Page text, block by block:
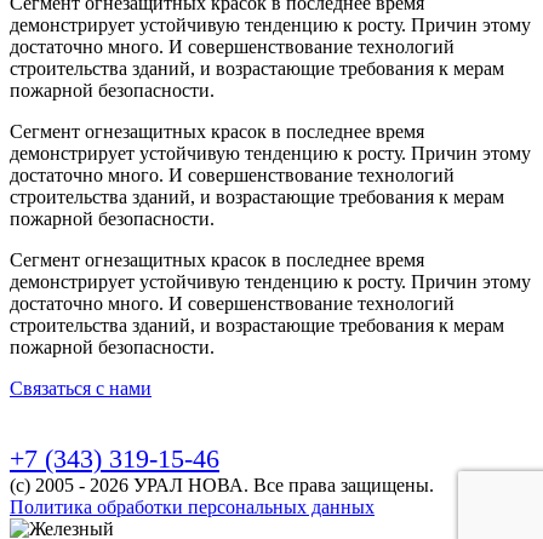
демонстрирует устойчивую тенденцию к росту. Причин этому
достаточно много. И совершенствование технологий
строительства зданий, и возрастающие требования к мерам
пожарной безопасности.
Сегмент огнезащитных красок в последнее время
демонстрирует устойчивую тенденцию к росту. Причин этому
достаточно много. И совершенствование технологий
строительства зданий, и возрастающие требования к мерам
пожарной безопасности.
Сегмент огнезащитных красок в последнее время
демонстрирует устойчивую тенденцию к росту. Причин этому
достаточно много. И совершенствование технологий
строительства зданий, и возрастающие требования к мерам
пожарной безопасности.
Связаться с нами
+7 (343) 319-15-46
(с) 2005 - 2026 УРАЛ НОВА. Все права защищены.
Политика обработки персональных данных